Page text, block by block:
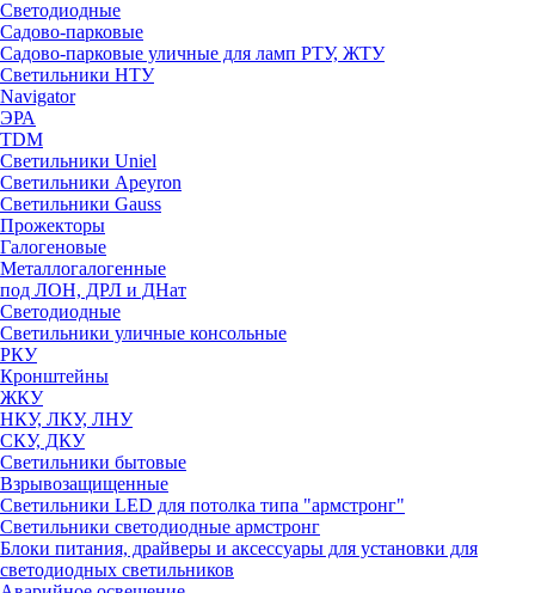
Светодиодные
Садово-парковые
Садово-парковые уличные для ламп РТУ, ЖТУ
Светильники НТУ
Navigator
ЭРА
TDM
Светильники Uniel
Светильники Apeyron
Светильники Gauss
Прожекторы
Галогеновые
Металлогалогенные
под ЛОН, ДРЛ и ДНат
Светодиодные
Светильники уличные консольные
РКУ
Кронштейны
ЖКУ
НКУ, ЛКУ, ЛНУ
СКУ, ДКУ
Светильники бытовые
Взрывозащищенные
Светильники LED для потолка типа "армстронг"
Светильники светодиодные армстронг
Блоки питания, драйверы и аксессуары для установки для
светодиодных светильников